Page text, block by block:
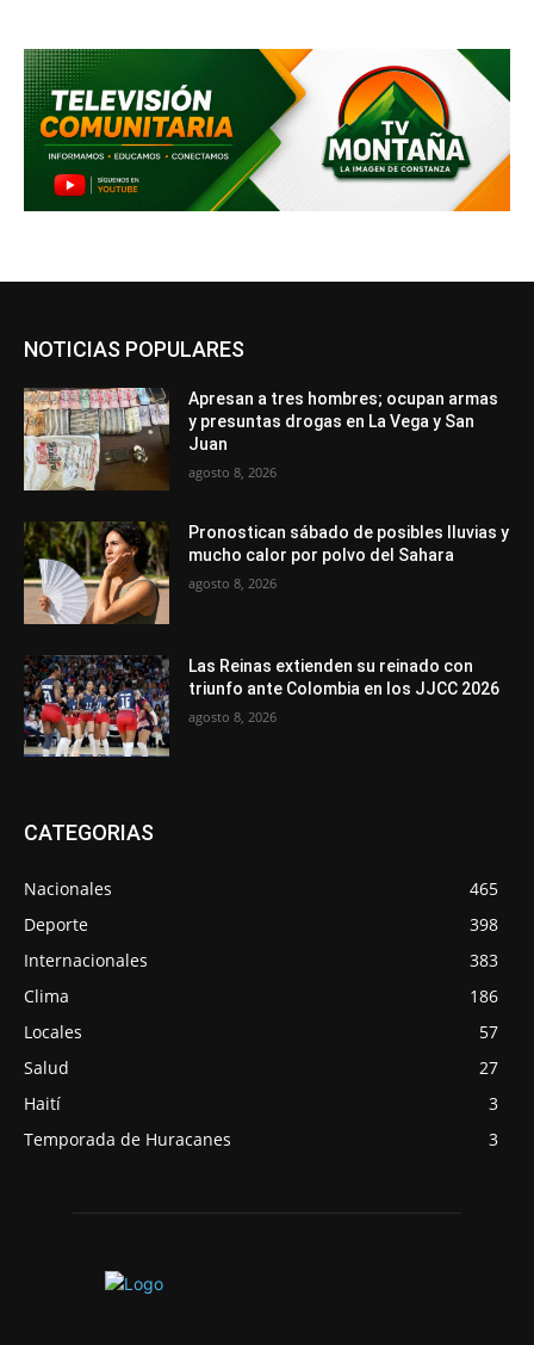
NOTICIAS POPULARES
Apresan a tres hombres; ocupan armas
y presuntas drogas en La Vega y San
Juan
agosto 8, 2026
Pronostican sábado de posibles lluvias y
mucho calor por polvo del Sahara
agosto 8, 2026
Las Reinas extienden su reinado con
triunfo ante Colombia en los JJCC 2026
agosto 8, 2026
CATEGORIAS
Nacionales
465
Deporte
398
Internacionales
383
Clima
186
Locales
57
Salud
27
Haití
3
Temporada de Huracanes
3